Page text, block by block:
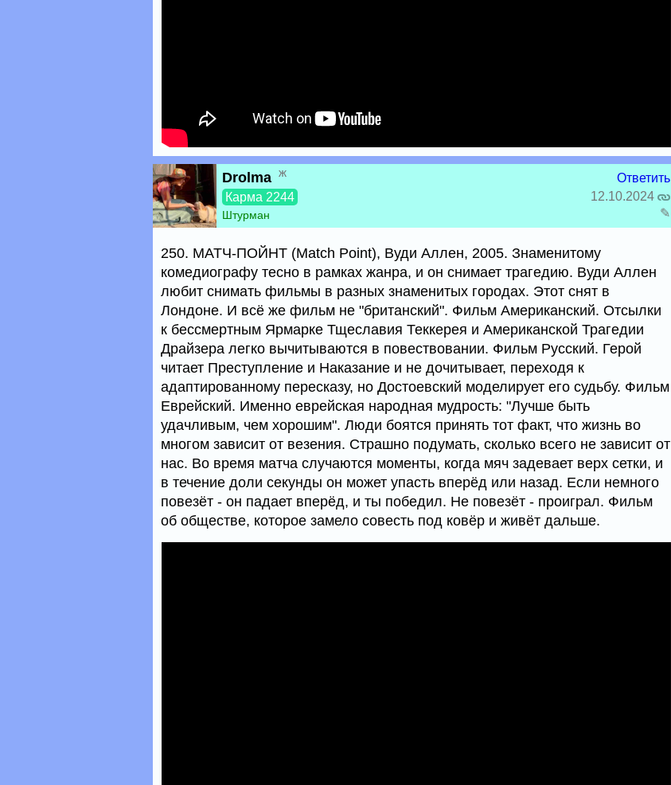
Drolma ж
Карма 2244
Штурман
Ответить
12.10.2024
✎
250. МАТЧ-ПОЙНТ (Match Point), Вуди Аллен, 2005. Знаменитому
комедиографу тесно в рамках жанра, и он снимает трагедию. Вуди Аллен
любит снимать фильмы в разных знаменитых городах. Этот снят в
Лондоне. И всё же фильм не "британский". Фильм Американский. Отсылки
к бессмертным Ярмарке Тщеславия Теккерея и Американской Трагедии
Драйзера легко вычитываются в повествовании. Фильм Русский. Герой
читает Преступление и Наказание и не дочитывает, переходя к
адаптированному пересказу, но Достоевский моделирует его судьбу. Фильм
Еврейский. Именно еврейская народная мудрость: "Лучше быть
удачливым, чем хорошим". Люди боятся принять тот факт, что жизнь во
многом зависит от везения. Страшно подумать, сколько всего не зависит от
нас. Во время матча случаются моменты, когда мяч задевает верх сетки, и
в течение доли секунды он может упасть вперёд или назад. Если немного
повезёт - он падает вперёд, и ты победил. Не повезёт - проиграл. Фильм
об обществе, которое замело совесть под ковёр и живёт дальше.